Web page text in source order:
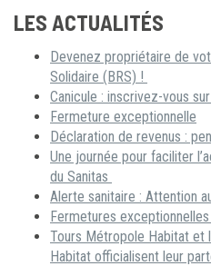
LES ACTUALITÉS
Devenez propriétaire de
Solidaire (BRS) !
Canicule : inscrivez-vous
Fermeture exceptionnelle
Déclaration de revenus :
Une journée pour faciliter
du Sanitas
Alerte sanitaire : Attention
Fermetures
Tours Métropole Habitat et
Habitat officialisent leur